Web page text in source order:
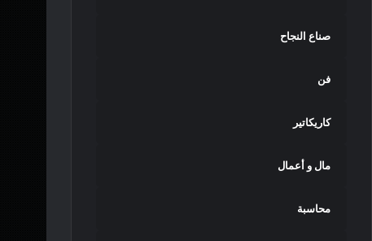
صناع النجاح
فن
كاريكاتير
مال و أعمال
محاسبة